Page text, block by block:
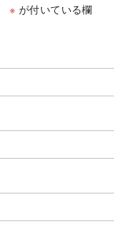
※ が付いている欄